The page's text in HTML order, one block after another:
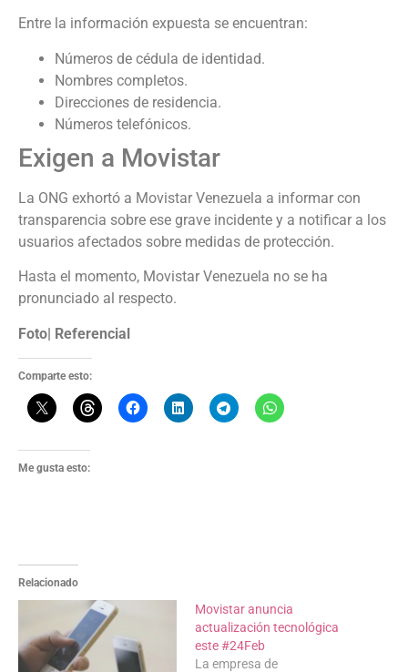
Entre la información expuesta se encuentran:
Números de cédula de identidad.
Nombres completos.
Direcciones de residencia.
Números telefónicos.
Exigen a Movistar
La ONG exhortó a Movistar Venezuela a informar con
transparencia sobre ese grave incidente y a notificar a los
usuarios afectados sobre medidas de protección.
Hasta el momento, Movistar Venezuela no se ha
pronunciado al respecto.
Foto| Referencial
Comparte esto:
Me gusta esto:
Relacionado
Movistar anuncia
actualización tecnológica
este #24Feb
La empresa de